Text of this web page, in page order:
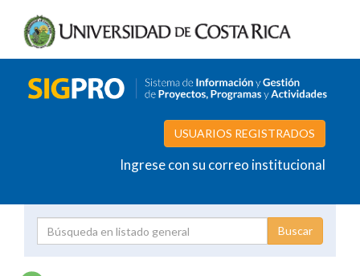
USUARIOS REGISTRADOS
Ingrese con su correo institucional